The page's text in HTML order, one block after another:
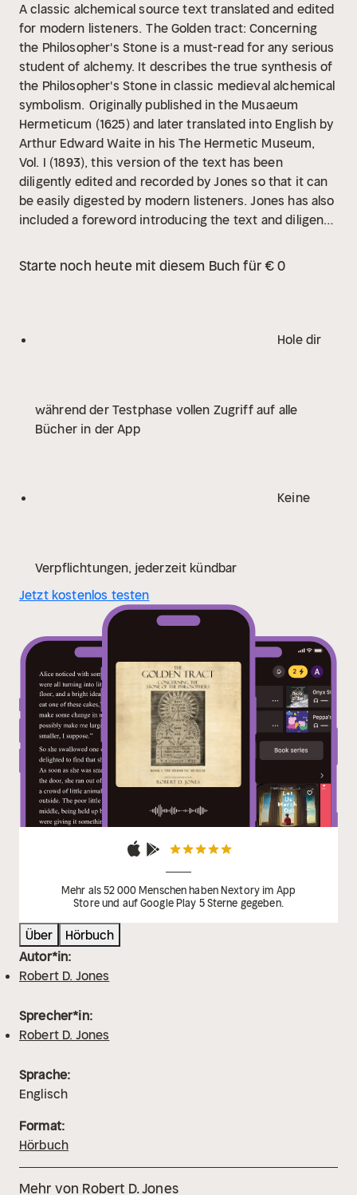
A classic alchemical source text translated and edited
for modern listeners. The Golden tract: Concerning
the Philosopher's Stone is a must-read for any serious
student of alchemy. It describes the true synthesis of
the Philosopher's Stone in classic medieval alchemical
symbolism. Originally published in the Musaeum
Hermeticum (1625) and later translated into English by
Arthur Edward Waite in his The Hermetic Museum,
Vol. I (1893), this version of the text has been
diligently edited and recorded by Jones so that it can
be easily digested by modern listeners. Jones has also
included a foreword introducing the text and diligently
the original writing.
If you want access to the original
Starte noch heute mit diesem Buch für € 0
Hole dir
während der Testphase vollen Zugriff auf alle
Bücher in der App
Keine
Verpflichtungen, jederzeit kündbar
Jetzt kostenlos testen
Mehr als 52 000 Menschen haben Nextory im App
Store und auf Google Play 5 Sterne gegeben.
Über
Hörbuch
Autor*in:
Robert D. Jones
Sprecher*in:
Robert D. Jones
Sprache:
Englisch
Format:
Hörbuch
Mehr von Robert D. Jones